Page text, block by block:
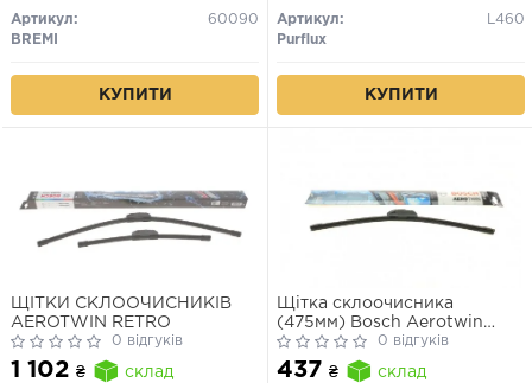
Артикул:
60090
BREMI
КУПИТИ
Артикул:
L460
Purflux
КУПИТИ
ЩІТКИ СКЛООЧИСНИКІВ
AEROTWIN RETRO
0 відгуків
1 102 ₴
склад
Щітка склоочисника
(475мм) Bosch Aerotwin
Retro
0 відгуків
437 ₴
склад